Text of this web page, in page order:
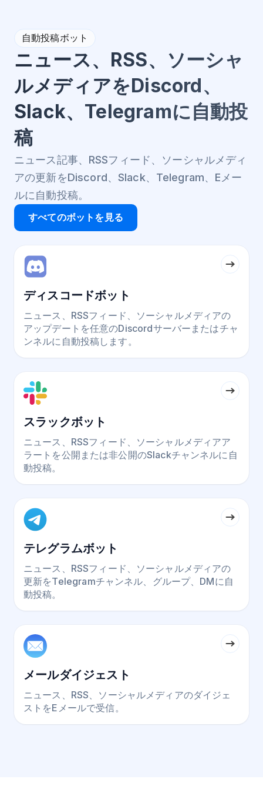
自動投稿ボット
ニュース、RSS、ソーシャ
ルメディアをDiscord、
Slack、Telegramに自動投
稿
ニュース記事、RSSフィード、ソーシャルメディ
アの更新をDiscord、Slack、Telegram、Eメー
ルに自動投稿。
すべてのボットを見る
ディスコードボット
ニュース、RSSフィード、ソーシャルメディアの
アップデートを任意のDiscordサーバーまたはチャ
ンネルに自動投稿します。
スラックボット
ニュース、RSSフィード、ソーシャルメディアア
ラートを公開または非公開のSlackチャンネルに自
動投稿。
テレグラムボット
ニュース、RSSフィード、ソーシャルメディアの
更新をTelegramチャンネル、グループ、DMに自
動投稿。
メールダイジェスト
ニュース、RSS、ソーシャルメディアのダイジェ
ストをEメールで受信。